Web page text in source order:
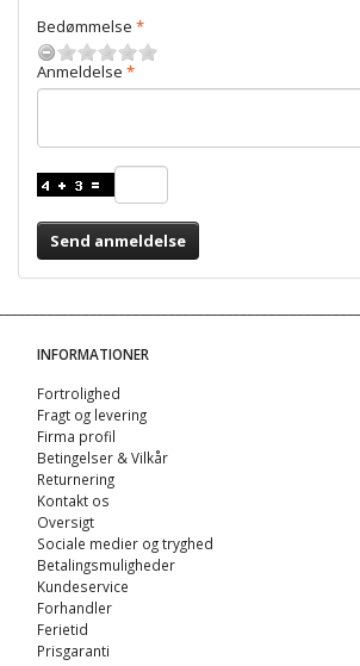
Bedømmelse
Anmeldelse
Send anmeldelse
INFORMATIONER
Fortrolighed
Fragt og levering
Firma profil
Betingelser & Vilkår
Returnering
Kontakt os
Oversigt
Sociale medier og tryghed
Betalingsmuligheder
Kundeservice
Forhandler
Ferietid
Prisgaranti